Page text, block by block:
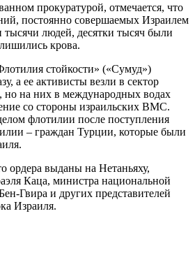
прокуратурой, отмечается, что
постоянно совершаемых Израилем
тысячи людей, десятки тысяч были
крова.
стойкости» («Сумуд»)
а ее активисты везли в сектор
на них в международных водах
со стороны израильских ВМС.
флотилии после поступления
– граждан Турции, которые были
ордера выданы на Нетаньяху,
Каца, министра национальной
Гвира и других представителей
Израиля.